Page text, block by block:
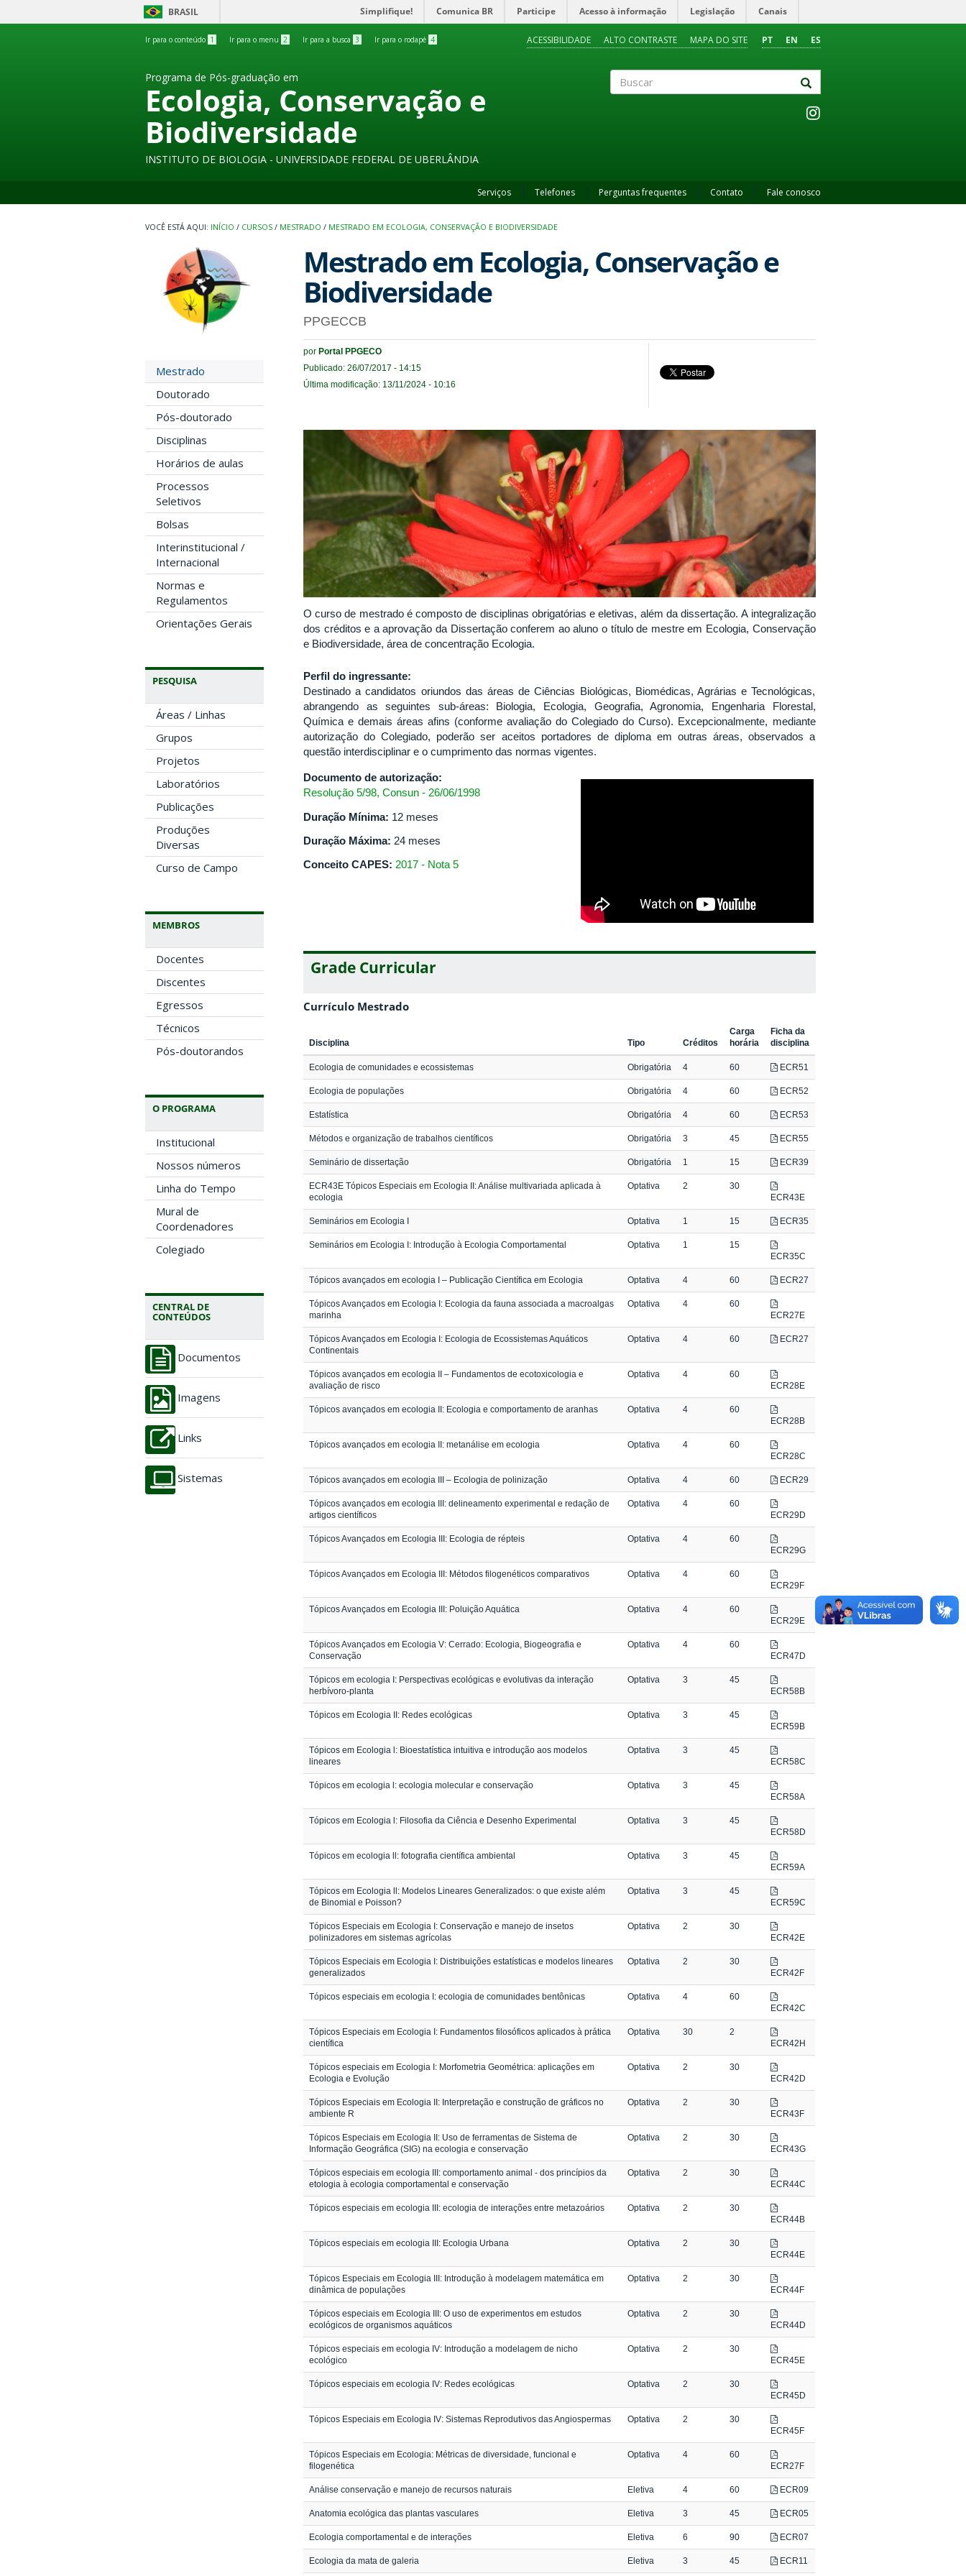
BRASIL Simplifique! Comunica BR Participe Acesso à informação Legislação Canais
Ir para o conteúdo 1 Ir para o menu 2 Ir para a busca 3 Ir para o rodapé 4 PT EN ES
ACESSIBILIDADE ALTO CONTRASTE MAPA DO SITE
Programa de Pós-graduação em
Ecologia, Conservação e
Biodiversidade
INSTITUTO DE BIOLOGIA - UNIVERSIDADE FEDERAL DE UBERLÂNDIA
Serviços Telefones Perguntas frequentes Contato Fale conosco
INÍCIO / CURSOS / MESTRADO / MESTRADO EM ECOLOGIA, CONSERVAÇÃO E BIODIVERSIDADE
Mestrado
Doutorado
Pós-doutorado
Disciplinas
Horários de aulas
Processos
Seletivos
Bolsas
Interinstitucional /
Internacional
Normas e
Regulamentos
Orientações Gerais
PESQUISA
Áreas / Linhas
Grupos
Projetos
Laboratórios
Publicações
Produções
Diversas
Curso de Campo
MEMBROS
Docentes
Discentes
Egressos
Técnicos
Pós-doutorandos
O PROGRAMA
Institucional
Nossos números
Linha do Tempo
Mural de
Coordenadores
Colegiado
CENTRAL DE
CONTEÚDOS
Documentos
Imagens
Links
Sistemas
Mestrado em Ecologia, Conservação e
Biodiversidade
PPGECCB
por Portal PPGECO
Publicado: 26/07/2017 - 14:15
Última modificação: 13/11/2024 - 10:16
O curso de mestrado é composto de disciplinas obrigatórias e eletivas, além da dissertação. A integralização
dos créditos e a aprovação da Dissertação conferem ao aluno o título de mestre em Ecologia, Conservação
e Biodiversidade, área de concentração Ecologia.
Perfil do ingressante:
Destinado a candidatos oriundos das áreas de Ciências Biológicas, Biomédicas, Agrárias e Tecnológicas,
abrangendo as seguintes sub-áreas: Biologia, Ecologia, Geografia, Agronomia, Engenharia Florestal,
Química e demais áreas afins (conforme avaliação do Colegiado do Curso). Excepcionalmente, mediante
autorização do Colegiado, poderão ser aceitos portadores de diploma em outras áreas, observados a
questão interdisciplinar e o cumprimento das normas vigentes.
Documento de autorização:
Resolução 5/98, Consun - 26/06/1998
Duração Mínima: 12 meses
Duração Máxima: 24 meses
Conceito CAPES: 2017 - Nota 5
Grade Curricular
Currículo Mestrado
Disciplina Tipo Créditos
Carga
horária
Ficha da
disciplina
Ecologia de comunidades e ecossistemas Obrigatória 4 60 ECR51
Ecologia de populações Obrigatória 4 60 ECR52
Estatística Obrigatória 4 60 ECR53
Métodos e organização de trabalhos científicos Obrigatória 3 45 ECR55
Seminário de dissertação Obrigatória 1 15 ECR39
ECR43E Tópicos Especiais em Ecologia II: Análise multivariada aplicada à
ecologia
Optativa 2
30
ECR43E
Seminários em Ecologia I Optativa 1 15 ECR35
Seminários em Ecologia I: Introdução à Ecologia Comportamental Optativa 1
15
ECR35C
Tópicos avançados em ecologia I – Publicação Científica em Ecologia Optativa 4 60 ECR27
Tópicos Avançados em Ecologia I: Ecologia da fauna associada a macroalgas
marinha
Optativa 4
60
ECR27E
Tópicos Avançados em Ecologia I: Ecologia de Ecossistemas Aquáticos
Continentais
Optativa 4 60 ECR27
Tópicos avançados em ecologia II – Fundamentos de ecotoxicologia e
avaliação de risco
Optativa 4
60
ECR28E
Tópicos avançados em ecologia II: Ecologia e comportamento de aranhas Optativa 4
60
ECR28B
Tópicos avançados em ecologia II: metanálise em ecologia Optativa 4
60
ECR28C
Tópicos avançados em ecologia III – Ecologia de polinização Optativa 4 60 ECR29
Tópicos avançados em ecologia III: delineamento experimental e redação de
artigos científicos
Optativa 4
60
ECR29D
Tópicos Avançados em Ecologia III: Ecologia de répteis Optativa 4
60
ECR29G
Tópicos Avançados em Ecologia III: Métodos filogenéticos comparativos Optativa 4
60
ECR29F
Tópicos Avançados em Ecologia III: Poluição Aquática Optativa 4
60
ECR29E
Tópicos Avançados em Ecologia V: Cerrado: Ecologia, Biogeografia e
Conservação
Optativa 4
60
ECR47D
Tópicos em ecologia I: Perspectivas ecológicas e evolutivas da interação
herbívoro-planta
Optativa 3
45
ECR58B
Tópicos em Ecologia II: Redes ecológicas Optativa 3
45
ECR59B
Tópicos em Ecologia l: Bioestatística intuitiva e introdução aos modelos
lineares
Optativa 3
45
ECR58C
Tópicos em ecologia l: ecologia molecular e conservação Optativa 3
45
ECR58A
Tópicos em Ecologia l: Filosofia da Ciência e Desenho Experimental Optativa 3
45
ECR58D
Tópicos em ecologia ll: fotografia científica ambiental Optativa 3
45
ECR59A
Tópicos em Ecologia ll: Modelos Lineares Generalizados: o que existe além
de Binomial e Poisson?
Optativa 3
45
ECR59C
Tópicos Especiais em Ecologia I: Conservação e manejo de insetos
polinizadores em sistemas agrícolas
Optativa 2
30
ECR42E
Tópicos Especiais em Ecologia I: Distribuições estatísticas e modelos lineares
generalizados
Optativa 2
30
ECR42F
Tópicos especiais em ecologia I: ecologia de comunidades bentônicas Optativa 4
60
ECR42C
Tópicos Especiais em Ecologia I: Fundamentos filosóficos aplicados à prática
científica
Optativa 30
2
ECR42H
Tópicos especiais em Ecologia I: Morfometria Geométrica: aplicações em
Ecologia e Evolução
Optativa 2
30
ECR42D
Tópicos Especiais em Ecologia II: Interpretação e construção de gráficos no
ambiente R
Optativa 2
30
ECR43F
Tópicos Especiais em Ecologia II: Uso de ferramentas de Sistema de
Informação Geográfica (SIG) na ecologia e conservação
Optativa 2
30
ECR43G
Tópicos especiais em ecologia III: comportamento animal - dos princípios da
etologia à ecologia comportamental e conservação
Optativa 2
30
ECR44C
Tópicos especiais em ecologia III: ecologia de interações entre metazoários Optativa 2
30
ECR44B
Tópicos especiais em ecologia III: Ecologia Urbana Optativa 2
30
ECR44E
Tópicos Especiais em Ecologia III: Introdução à modelagem matemática em
dinâmica de populações
Optativa 2
30
ECR44F
Tópicos especiais em Ecologia III: O uso de experimentos em estudos
ecológicos de organismos aquáticos
Optativa 2
30
ECR44D
Tópicos especiais em ecologia IV: Introdução a modelagem de nicho
ecológico
Optativa 2
30
ECR45E
Tópicos especiais em ecologia IV: Redes ecológicas Optativa 2
30
ECR45D
Tópicos Especiais em Ecologia IV: Sistemas Reprodutivos das Angiospermas Optativa 2
30
ECR45F
Tópicos Especiais em Ecologia: Métricas de diversidade, funcional e
filogenética
Optativa 4
60
ECR27F
Análise conservação e manejo de recursos naturais Eletiva 4 60 ECR09
Anatomia ecológica das plantas vasculares Eletiva 3 45 ECR05
Ecologia comportamental e de interações Eletiva 6 90 ECR07
Ecologia da mata de galeria Eletiva 3 45 ECR11